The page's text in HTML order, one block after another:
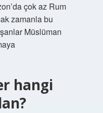
çok az Rum
zamanla bu
Müslüman
hangi